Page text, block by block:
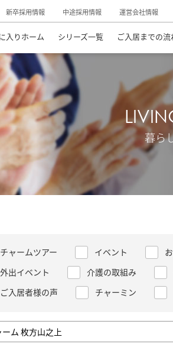
新卒採用情報 中途採用情報 運営会社情報
入りホーム シリーズ一覧 ご入居までの流
暮ら
チャームツアー イベント
外出イベント
介護の取組み
ご入居者様の声
チャーミン